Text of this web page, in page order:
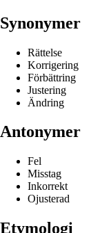
Synonymer
Rättelse
Korrigering
Förbättring
Justering
Ändring
Antonymer
Fel
Misstag
Inkorrekt
Ojusterad
Etymologi